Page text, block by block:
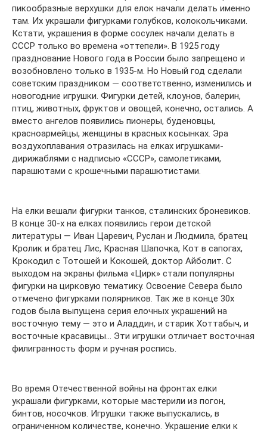
пикообразные верхушки для елок начали делать именно
там. Их украшали фигурками голубков, колокольчиками.
Кстати, украшения в форме сосулек начали делать в
СССР только во времена «оттепели». В 1925 году
празднование Нового года в России было запрещено и
возобновлено только в 1935-м. Но Новый год сделали
советским праздником — соответственно, изменились и
новогодние игрушки. Фигурки детей, клоунов, балерин,
птиц, животных, фруктов и овощей, конечно, остались. А
вместо ангелов появились пионеры, буденовцы,
красноармейцы, женщины в красных косынках. Эра
воздухоплавания отразилась на елках игрушками-
дирижаблями с надписью «СССР», самолетиками,
парашютами с крошечными парашютистами.
На елки вешали фигурки танков, сталинских броневиков.
В конце 30-х на елках появились герои детской
литературы — Иван Царевич, Руслан и Людмила, братец
Кролик и братец Лис, Красная Шапочка, Кот в сапогах,
Крокодил с Тотошей и Кокошей, доктор Айболит. С
выходом на экраны фильма «Цирк» стали популярны
фигурки на цирковую тематику. Освоение Севера было
отмечено фигурками полярников. Так же в конце 30х
годов была выпущена серия елочных украшений на
восточную тему — это и Аладдин, и старик Хоттабыч, и
восточные красавицы… Эти игрушки отличает восточная
филигранность форм и ручная роспись.
Во время Отечественной войны на фронтах елки
украшали фигурками, которые мастерили из погон,
бинтов, носочков. Игрушки также выпускались, в
ограниченном количестве, конечно. Украшение елки к